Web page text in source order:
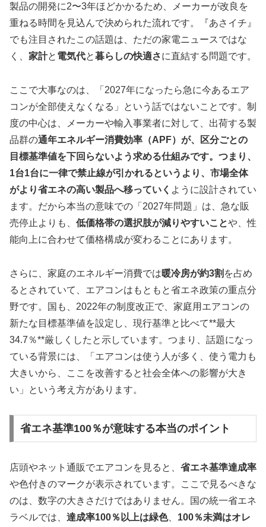
製品の開発に2〜3年ほどかかるため、メーカーが改良を
重ねる時間を見込んで決められた流れです。『あさイチ』
でも注目されたこの話題は、ただの家電ニュースではな
く、 家計と 電気代と暮らしの快適さに直結する問題です。
ここで大事なのは、「2027年になったら急に今あるエア
コンが全部使えなくなる」という話ではないことです。制
度の中心は、メーカーや輸入事業者に対して、出荷する製
品群の通年エネルギー消費効率（APF）が、区分ごとの
目標基準値を下回らないよう求める仕組みです。つまり、
1台1台に一律で禁止線が引かれるというより、市場全体
がより省エネの高い製品へ移っていく ように設計されてい
ます。だから本当の意味での「2027年問題」は、急な販
売停止よりも、 低価格帯の選択肢が減りやすいことや、性
能向上に合わせて価格構成が変わることにあります。
さらに、家庭のエネルギー消費では暖冷房が約3割 を占め
るとされていて、エアコンはもともと省エネ政策の重点分
野です。国も、2022年の制度改正で、家庭用エアコンの
新たな目標基準値を設定し、現行基準と比べて**最大
34.7％**厳しくしたと示しています。つまり、話題になっ
ている背景には、「エアコンは使う人が多く、使う電力も
大きいから、ここを改善すると社会全体への影響が大き
い」という考え方があります。
省エネ基準100％が意味する本当のポイント
店頭やネット通販でエアコンを見ると、 省エネ基準達成率
や色付きのマークが表示されています。ここで見るべきな
のは、数字の大きさだけではありません。国の統一省エネ
ラベルでは、 達成率100％以上は緑色、 100％未満はオレ